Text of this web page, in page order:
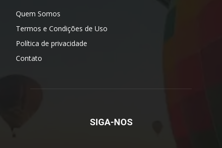
Quem Somos
Termos e Condições de Uso
Política de privacidade
Contato
SIGA-NOS